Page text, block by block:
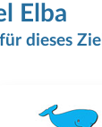
Elba
dieses Ziel